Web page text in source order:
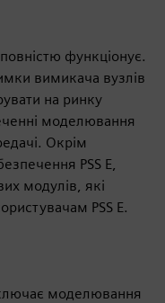
функціонує.
вимикача вузлів
на ринку
моделювання
Окрім
PSS E,
модулів, які
PSS E.
моделювання